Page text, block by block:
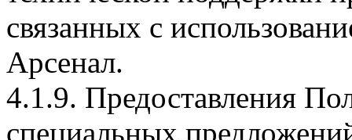
связанных с
Арсенал.
4.1.9. Предоставления
специальных